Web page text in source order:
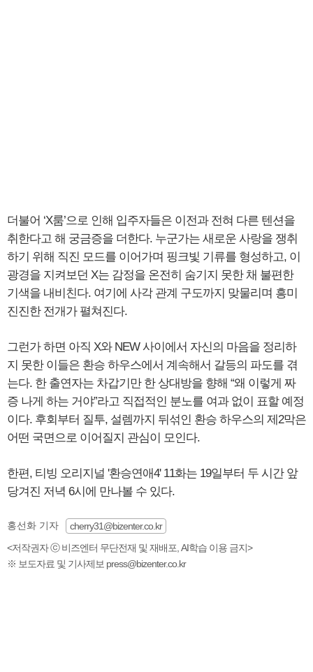
더불어 ‘X룸’으로 인해 입주자들은 이전과 전혀 다른 텐션을
취한다고 해 궁금증을 더한다. 누군가는 새로운 사랑을 쟁취
하기 위해 직진 모드를 이어가며 핑크빛 기류를 형성하고, 이
광경을 지켜보던 X는 감정을 온전히 숨기지 못한 채 불편한
기색을 내비친다. 여기에 사각 관계 구도까지 맞물리며 흥미
진진한 전개가 펼쳐진다.
그런가 하면 아직 X와 NEW 사이에서 자신의 마음을 정리하
지 못한 이들은 환승 하우스에서 계속해서 갈등의 파도를 겪
는다. 한 출연자는 차갑기만 한 상대방을 향해 “왜 이렇게 짜
증 나게 하는 거야”라고 직접적인 분노를 여과 없이 표할 예정
이다. 후회부터 질투, 설렘까지 뒤섞인 환승 하우스의 제2막은
어떤 국면으로 이어질지 관심이 모인다.
한편, 티빙 오리지널 '환승연애4' 11화는 19일부터 두 시간 앞
당겨진 저녁 6시에 만나볼 수 있다.
홍선화 기자
cherry31@bizenter.co.kr
<저작권자 ⓒ 비즈엔터 무단전재 및 재배포, AI학습 이용 금지>
※ 보도자료 및 기사제보 press@bizenter.co.kr